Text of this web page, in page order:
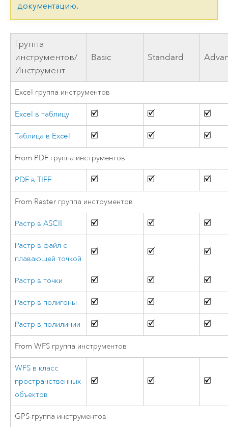
документацию.
Группа
инструментов/
Инструмент
Basic Standard
Excel группа инструментов
Excel в таблицу
Таблица в Excel
From PDF группа инструментов
PDF в TIFF
From Raster группа инструментов
Растр в ASCII
Растр в файл с
плавающей точкой
Растр в точки
Растр в полигоны
Растр в полилинии
From WFS группа инструментов
WFS в класс
пространственных
объектов
GPS группа инструментов